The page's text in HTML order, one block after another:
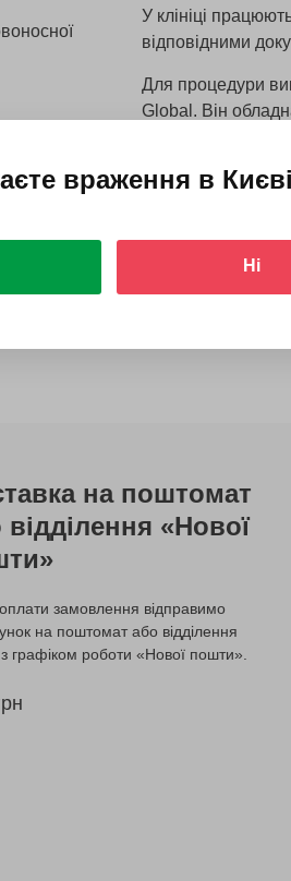
У клініці
відповідними
Для процедури
Global. Він
— для тіла.
на поштомат
відділення «Нової
замовлення відправимо
на поштомат або відділення
з графіком роботи «Нової пошти».
враження в Києві
Ні